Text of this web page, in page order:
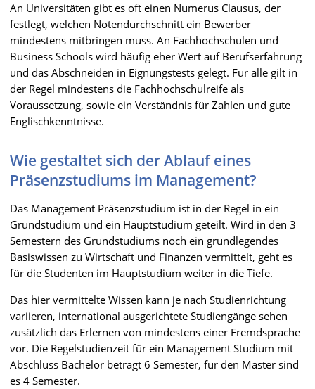
An Universitäten gibt es oft einen Numerus Clausus, der
festlegt, welchen Notendurchschnitt ein Bewerber
mindestens mitbringen muss. An Fachhochschulen und
Business Schools wird häufig eher Wert auf Berufserfahrung
und das Abschneiden in Eignungstests gelegt. Für alle gilt in
der Regel mindestens die Fachhochschulreife als
Voraussetzung, sowie ein Verständnis für Zahlen und gute
Englischkenntnisse.
Wie gestaltet sich der Ablauf eines
Präsenzstudiums im Management?
Das Management Präsenzstudium ist in der Regel in ein
Grundstudium und ein Hauptstudium geteilt. Wird in den 3
Semestern des Grundstudiums noch ein grundlegendes
Basiswissen zu Wirtschaft und Finanzen vermittelt, geht es
für die Studenten im Hauptstudium weiter in die Tiefe.
Das hier vermittelte Wissen kann je nach Studienrichtung
variieren, international ausgerichtete Studiengänge sehen
zusätzlich das Erlernen von mindestens einer Fremdsprache
vor. Die Regelstudienzeit für ein Management Studium mit
Abschluss Bachelor beträgt 6 Semester, für den Master sind
es 4 Semester.